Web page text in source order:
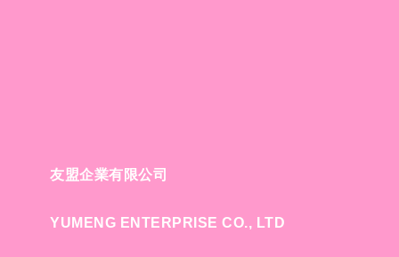
友盟企業有限公司
YUMENG ENTERPRISE CO., LTD